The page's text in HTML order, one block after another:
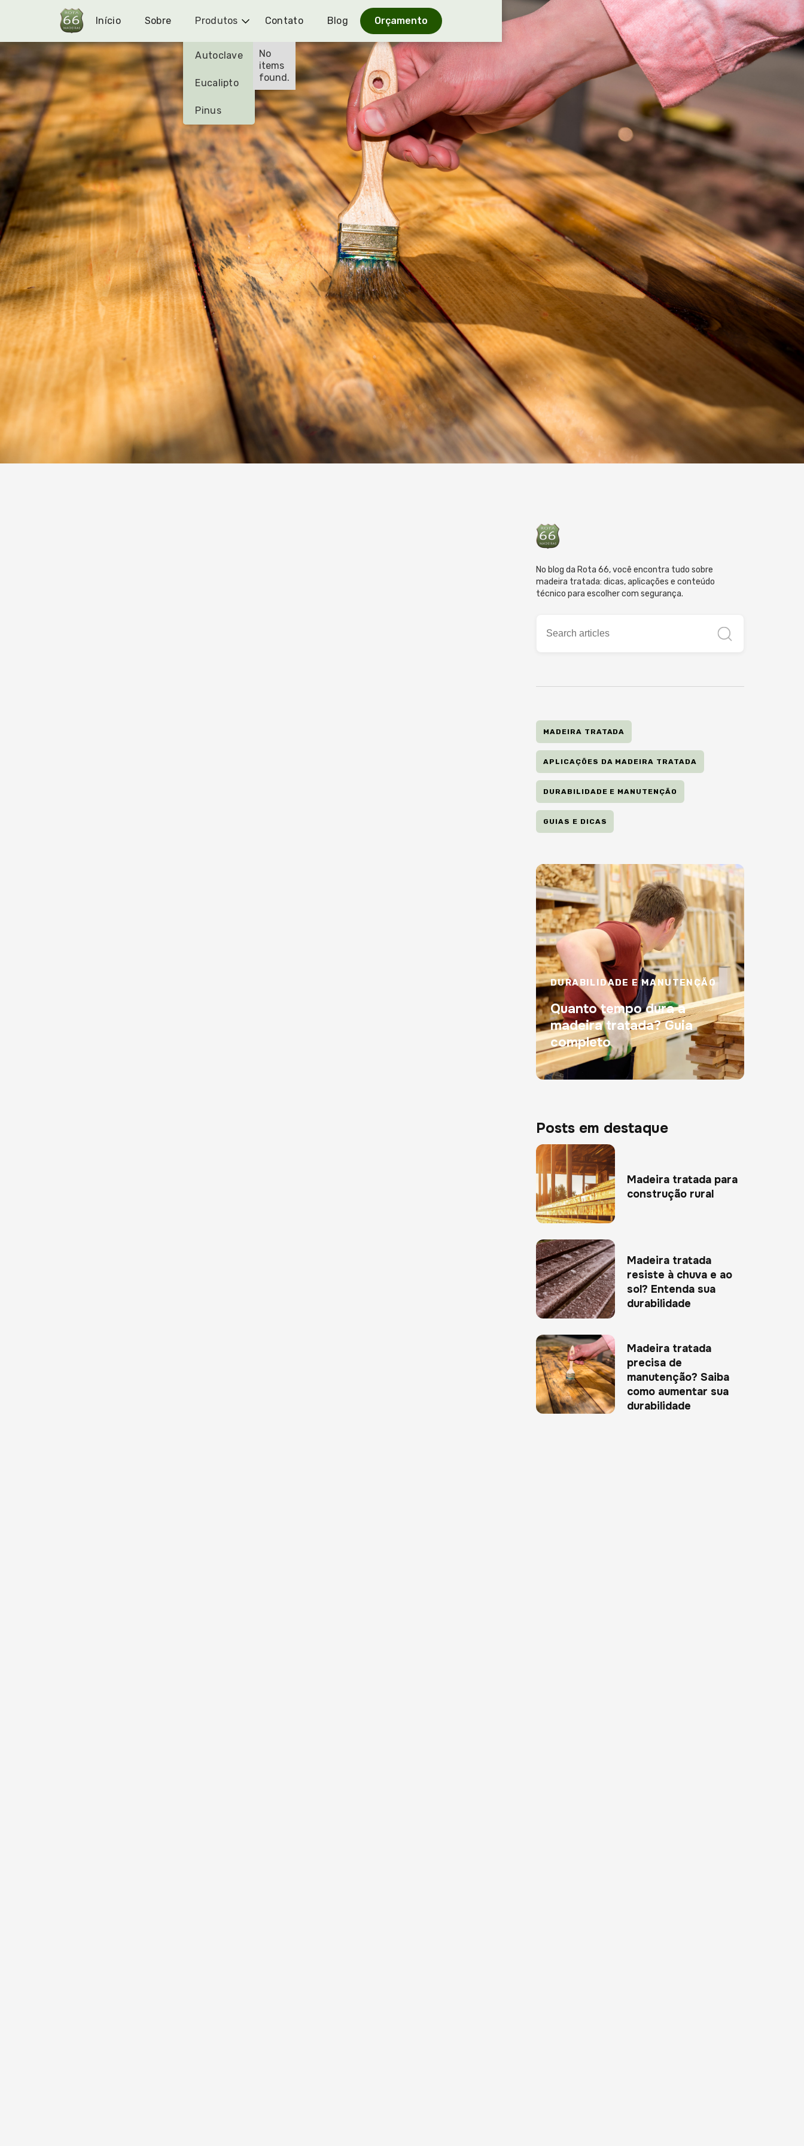
Início Sobre Produtos
Autoclave
Eucalipto
Pinus
No
items
found.
Contato Blog Orçamento
DURABILIDADE E MANUTENÇÃO
No blog da Rota 66, você encontra tudo sobre
madeira tratada: dicas, aplicações e conteúdo
técnico para escolher com segurança.
MADEIRA TRATADA
APLICAÇÕES DA MADEIRA TRATADA
DURABILIDADE E MANUTENÇÃO
GUIAS E DICAS
DURABILIDADE E MANUTENÇÃO
Quanto tempo dura a
madeira tratada? Guia
completo
Posts em destaque
Madeira tratada para
construção rural
Madeira tratada
resiste à chuva e ao
sol? Entenda sua
durabilidade
Madeira tratada
precisa de
manutenção? Saiba
como aumentar sua
durabilidade